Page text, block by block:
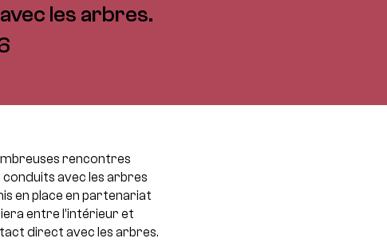
les arbres.
rencontres
avec les arbres
en place en partenariat
entre l’intérieur et
direct avec les arbres.